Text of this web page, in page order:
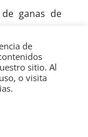
ganas de
de
sitio. Al
o visita